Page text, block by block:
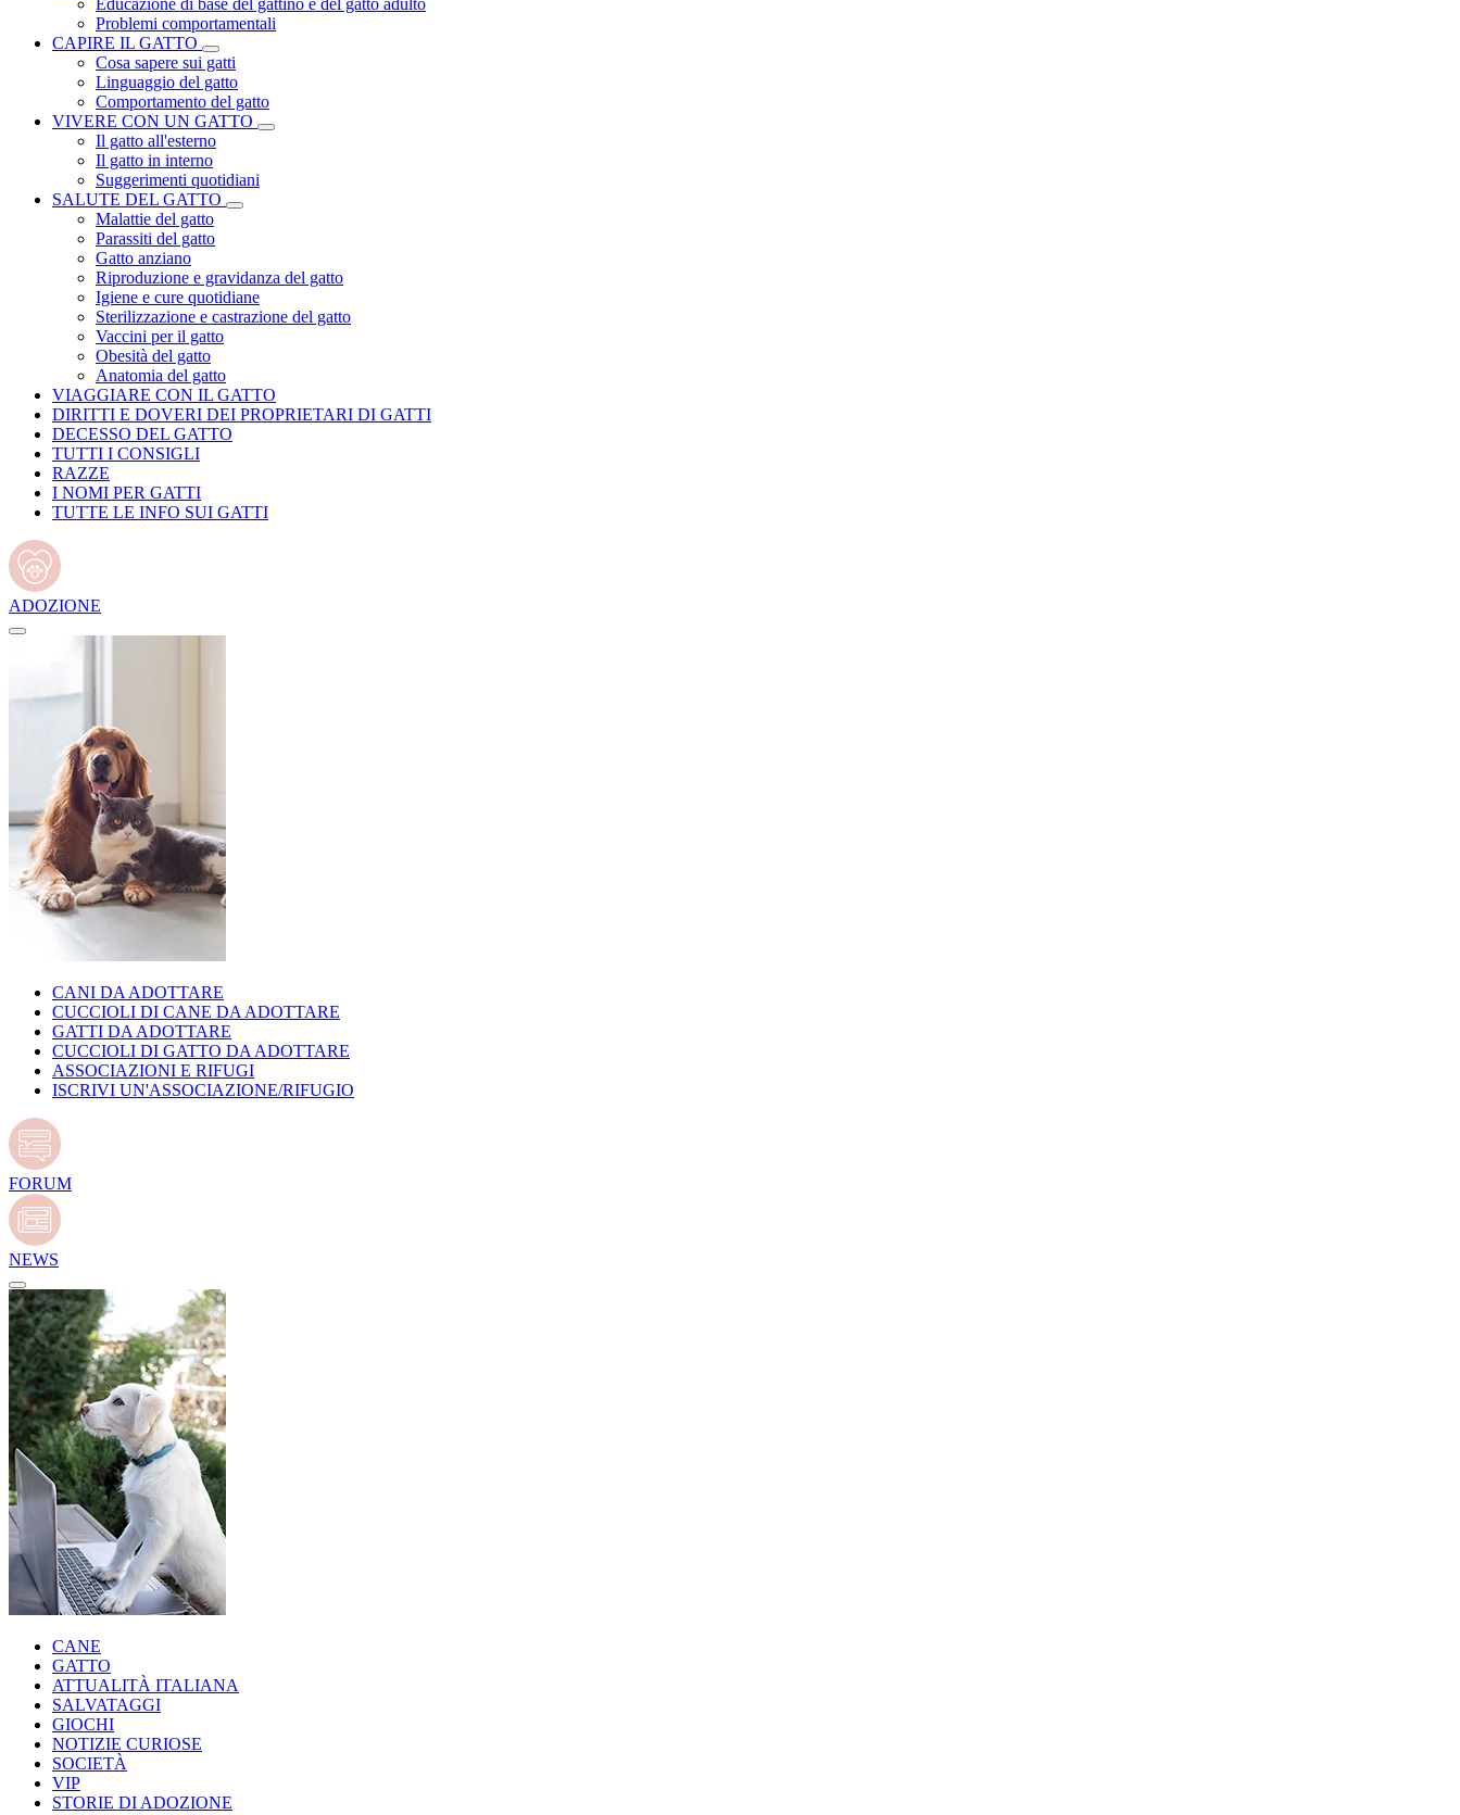
Educazione di base del gattino e del gatto adulto
Problemi comportamentali
CAPIRE IL GATTO
Cosa sapere sui gatti
Linguaggio del gatto
Comportamento del gatto
VIVERE CON UN GATTO
Il gatto all'esterno
Il gatto in interno
Suggerimenti quotidiani
SALUTE DEL GATTO
Malattie del gatto
Parassiti del gatto
Gatto anziano
Riproduzione e gravidanza del gatto
Igiene e cure quotidiane
Sterilizzazione e castrazione del gatto
Vaccini per il gatto
Obesità del gatto
Anatomia del gatto
VIAGGIARE CON IL GATTO
DIRITTI E DOVERI DEI PROPRIETARI DI GATTI
DECESSO DEL GATTO
TUTTI I CONSIGLI
RAZZE
I NOMI PER GATTI
TUTTE LE INFO SUI GATTI
ADOZIONE
CANI DA ADOTTARE
CUCCIOLI DI CANE DA ADOTTARE
GATTI DA ADOTTARE
CUCCIOLI DI GATTO DA ADOTTARE
ASSOCIAZIONI E RIFUGI
ISCRIVI UN'ASSOCIAZIONE/RIFUGIO
FORUM
NEWS
CANE
GATTO
ATTUALITÀ ITALIANA
SALVATAGGI
GIOCHI
NOTIZIE CURIOSE
SOCIETÀ
VIP
STORIE DI ADOZIONE